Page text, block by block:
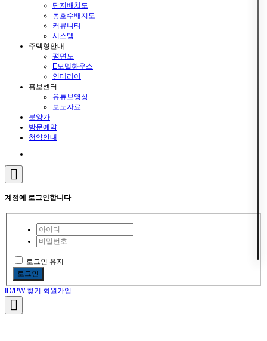
단지배치도
동호수배치도
커뮤니티
시스템
주택형안내
평면도
E모델하우스
인테리어
홍보센터
유튜브영상
보도자료
분양가
방문예약
청약안내
계정에 로그인합니다
로그인 유지
로그인
ID/PW 찾기 회원가입